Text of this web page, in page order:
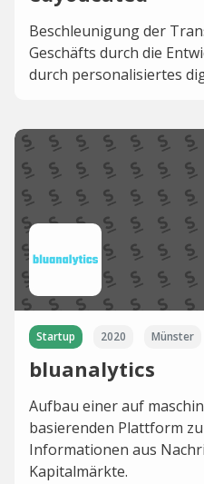
Beschleunigung der
Geschäfts durch die
durch personalisiertes
Startup 2020 Münster
bluanalytics
Aufbau einer auf
basierenden Plattform
Informationen aus
Kapitalmärkte.